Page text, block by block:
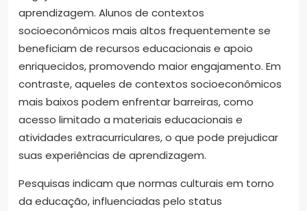
aprendizagem. Alunos de contextos
socioeconômicos mais altos frequentemente se
beneficiam de recursos educacionais e apoio
enriquecidos, promovendo maior engajamento. Em
contraste, aqueles de contextos socioeconômicos
mais baixos podem enfrentar barreiras, como
acesso limitado a materiais educacionais e
atividades extracurriculares, o que pode prejudicar
suas experiências de aprendizagem.
Pesquisas indicam que normas culturais em torno
da educação, influenciadas pelo status